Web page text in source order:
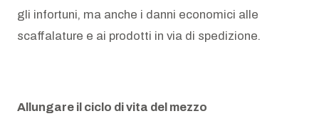
gli infortuni, ma anche i danni economici alle
scaffalature e ai prodotti in via di spedizione.
Allungare il ciclo di vita del mezzo